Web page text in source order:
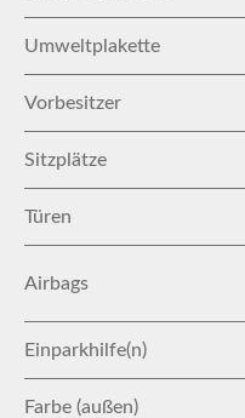
Umweltplakette
Vorbesitzer
Sitzplätze
Türen
Airbags
Einparkhilfe(n)
Farbe (außen)